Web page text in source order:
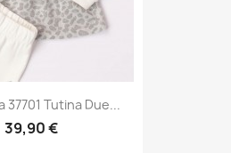
37701 Tutina Due...
39,90 €